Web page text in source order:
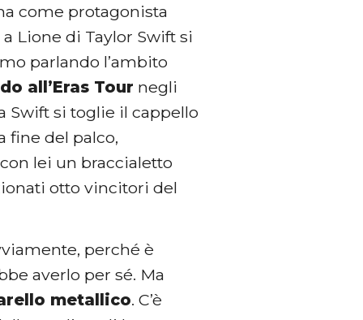
come protagonista
Lione di Taylor Swift si
parlando l’ambito
all’Eras Tour negli
Swift si toglie il cappello
fine del palco,
lei un braccialetto
otto vincitori del
perché è
averlo per sé. Ma
metallico. C’è